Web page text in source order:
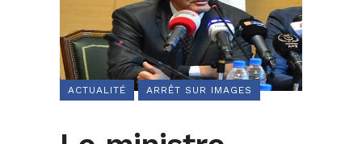
ACTUALITÉ ARRÊT SUR IMAGES